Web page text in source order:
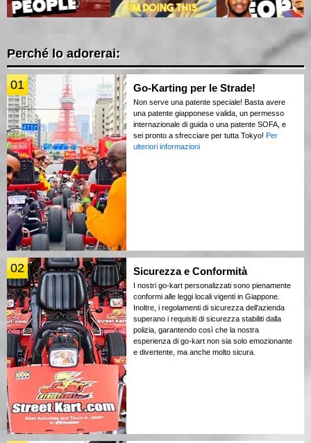
Perché lo adorerai:
01 Go-Karting per le Strade!
Non serve una patente speciale! Basta avere
una patente giapponese valida, un permesso
internazionale di guida o una patente SOFA, e
sei pronto a sfrecciare per tutta Tokyo! Per
ulteriori informazioni
02 Sicurezza e Conformità
I nostri go-kart personalizzati sono pienamente
conformi alle leggi locali vigenti in Giappone.
Inoltre, i regolamenti di sicurezza dell'azienda
superano i requisiti di sicurezza stabiliti dalla
polizia, garantendo così che la nostra
esperienza di go-kart non sia solo emozionante
e divertente, ma anche molto sicura.